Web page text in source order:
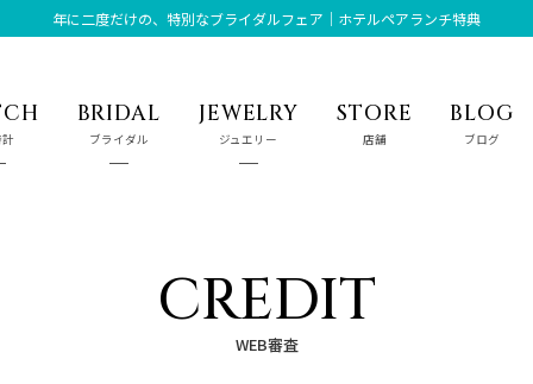
年に二度だけの、特別なブライダルフェア｜ホテルペアランチ特典
BRIDAL
ブライダル
JEWELRY
ジュエリー
STORE
店舗
BLOG
ブログ
CREDIT
WEB審査